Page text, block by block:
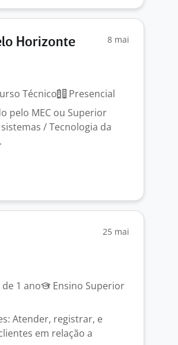
Horizonte 8 mai
Técnico
Presencial
pelo MEC ou Superior
/ Tecnologia da
25 mai
1 ano
Ensino Superior
Atender, registrar, e
em relação a